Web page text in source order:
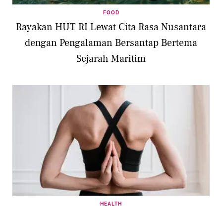
FOOD
Rayakan HUT RI Lewat Cita Rasa Nusantara
dengan Pengalaman Bersantap Bertema
Sejarah Maritim
HEALTH